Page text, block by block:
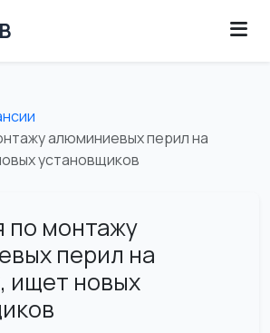
алюминиевых перил на
установщиков
по монтажу
перил на
ищет новых